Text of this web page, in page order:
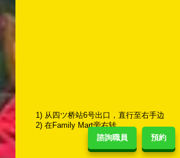
諮詢職員 預約
1) 从四ツ桥站6号出口，直行至右手边
2) 在Family Mart旁右转